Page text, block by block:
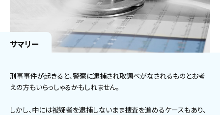
サマリー
刑事事件が起きると、警察に逮捕され取調べがなされるものとお考
えの方もいらっしゃるかもしれません。
しかし、中には被疑者を逮捕しないまま捜査を進めるケースもあり、